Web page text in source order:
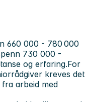
660 000 - 780 000
730 000 -
og erfaring.For
kreves det
arbeid med